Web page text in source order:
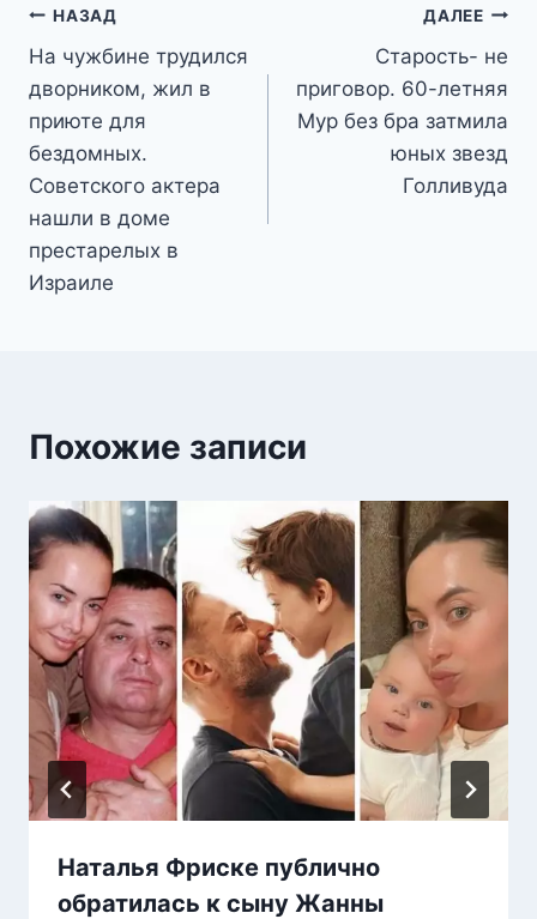
Навигация
по
записям
НАЗАД
На чужбине трудился
дворником, жил в
приюте для
бездомных.
Советского актера
нашли в доме
престарелых в
Израиле
ДАЛЕЕ
Старость- не
приговор. 60-летняя
Мур без бра затмила
юных звезд
Голливуда
Похожие записи
Наталья Фриске публично
обратилась к сыну Жанны